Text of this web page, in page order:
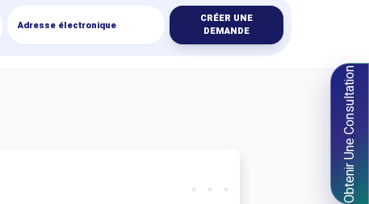
CRÉER UNE
DEMANDE
Obtenir Une Consultation